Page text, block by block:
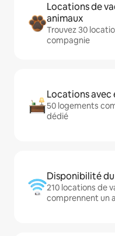
Locations de
animaux
Trouvez 30
compagnie
Locations avec
50 logements
dédié
Disponibilité
210 locations de
comprennent un